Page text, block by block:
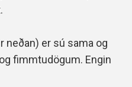
er sú sama og
fimmtudögum. Engin